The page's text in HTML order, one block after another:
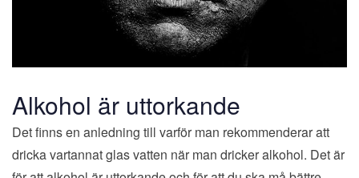
Alkohol är uttorkande
Det finns en anledning till varför man rekommenderar att
dricka vartannat glas vatten när man dricker alkohol. Det är